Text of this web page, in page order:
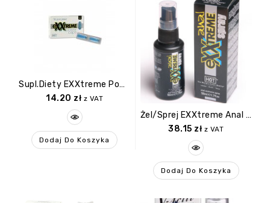
Supl.diety EXXtreme Power Caps 1×2 Stk.
14.20 zł z VAT
Dodaj Do Koszyka
Żel/sprej EXXtreme Anal Spray 50ml
38.15 zł z VAT
Dodaj Do Koszyka